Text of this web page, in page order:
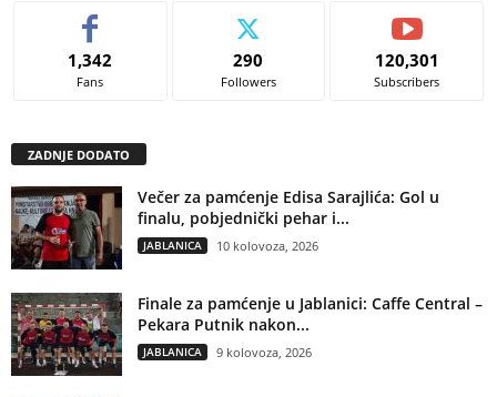
1,342
Fans
290
Followers
120,301
Subscribers
ZADNJE DODATO
Večer za pamćenje Edisa Sarajlića: Gol u
finalu, pobjednički pehar i...
JABLANICA 10 kolovoza, 2026
Finale za pamćenje u Jablanici: Caffe Central –
Pekara Putnik nakon...
JABLANICA 9 kolovoza, 2026